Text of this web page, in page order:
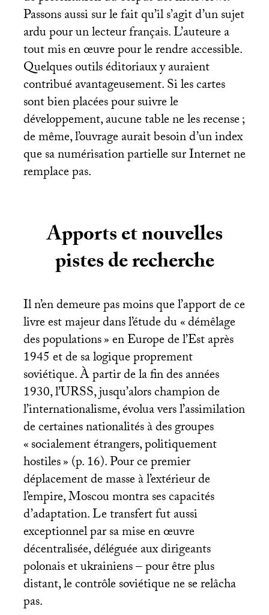
Passons aussi sur le fait qu’il s’agit d’un sujet
ardu pour un lecteur français. L’auteure a
tout mis en œuvre pour le rendre accessible.
Quelques outils éditoriaux y auraient
contribué avantageusement. Si les cartes
sont bien placées pour suivre le
développement, aucune table ne les recense;
de même, l’ouvrage aurait besoin d’un index
que sa numérisation partielle sur Internet ne
remplace pas.
Apports et nouvelles
pistes de recherche
Il n’en demeure pas moins que l’apport de ce
livre est majeur dans l’étude du «démêlage
des populations» en Europe de l’Est après
1945 et de sa logique proprement
soviétique. À partir de la fin des années
1930, l’URSS, jusqu’alors champion de
l’internationalisme, évolua vers l’assimilation
de certaines nationalités à des groupes
«socialement étrangers, politiquement
hostiles» (p. 16). Pour ce premier
déplacement de masse à l’extérieur de
l’empire, Moscou montra ses capacités
d’adaptation. Le transfert fut aussi
exceptionnel par sa mise en œuvre
décentralisée, déléguée aux dirigeants
polonais et ukrainiens – pour être plus
distant, le contrôle soviétique ne se relâcha
pas.